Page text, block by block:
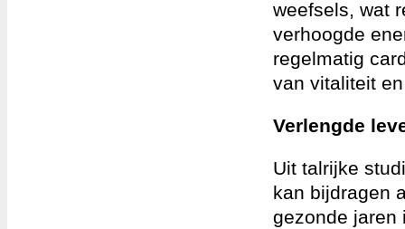
weefsels, wat
verhoogde
regelmatig
van vitaliteit
Verlengde
Uit talrijke
kan bijdragen
gezonde jaren